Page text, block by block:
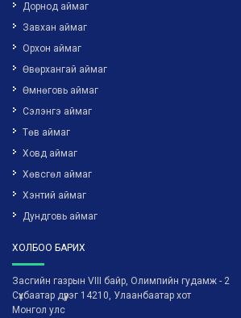
Дорнод аймаг
Завхан аймаг
Орхон аймаг
Өвөрхангай аймаг
Өмнөговь аймаг
Сэлэнгэ аймаг
Төв аймаг
Ховд аймаг
Хөвсгөл аймаг
Хэнтий аймаг
Дундговь аймаг
ХОЛБОО БАРИХ
Засгийн газрын VIII байр, Олимпийн гудамж - 2
Сүхбаатар дүүрэг 14210, Улаанбаатар хот
Монгол улс